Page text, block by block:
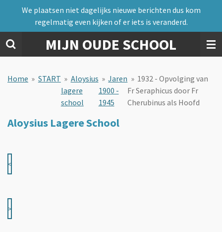
naar
de
hoofdinhoud
MIJN OUDE SCHOOL
We plaatsen niet dagelijks nieuwe berichten dus kom
regelmatig even kijken of er iets is veranderd.
Home » START » Aloysius
lagere
school
» Jaren
1900 -
1945
» 1932 - Opvolging van
Fr Seraphicus door Fr
Cherubinus als Hoofd
Aloysius Lagere School
<
>